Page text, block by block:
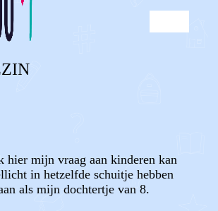
hier mijn vraag aan kinderen kan
in hetzelfde schuitje hebben
als mijn dochtertje van 8.